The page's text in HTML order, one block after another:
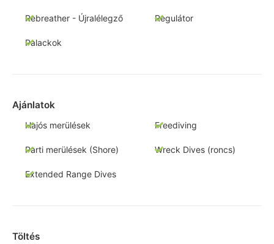
Rebreather - Újralélegző Regulátor
Palackok
Ajánlatok
Hajós merülések Freediving
Parti merülések (Shore) Wreck Dives (roncs)
Extended Range Dives
Töltés